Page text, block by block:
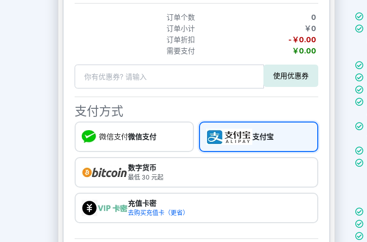
订单个数
0
订单小计
￥0
订单折扣
-￥0.00
需要支付
￥0.00
使用优惠券
支付方式
微信支付 支付宝
数字货币
最低 30 元起
充值卡密
去购买充值卡（更省）